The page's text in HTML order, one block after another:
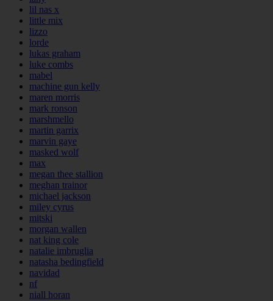
lil nas x
little mix
lizzo
lorde
lukas graham
luke combs
mabel
machine gun kelly
maren morris
mark ronson
marshmello
martin garrix
marvin gaye
masked wolf
max
megan thee stallion
meghan trainor
michael jackson
miley cyrus
mitski
morgan wallen
nat king cole
natalie imbruglia
natasha bedingfield
navidad
nf
niall horan